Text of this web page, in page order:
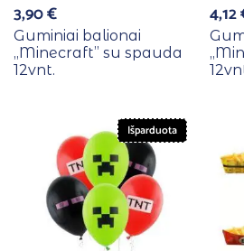
3,90€
Guminiai balionai
,,Minecraft” su spauda
12vnt.
4,12
Išparduota